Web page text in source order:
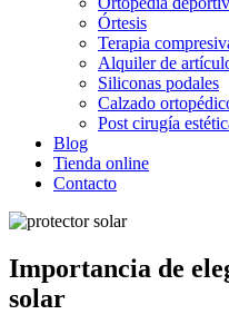
Órtesis
Terapia
Alquiler de
Siliconas podales
Calzado
Post cirugía
Blog
Tienda online
Contacto
Importancia de
solar